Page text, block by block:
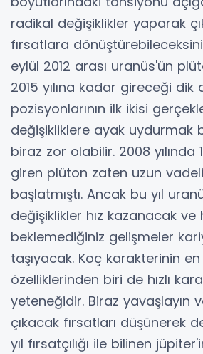
radikal değişiklikler yaparak
fırsatlara
eylül 2012 arası uranüs'ün
2015 yılına kadar gireceği dik
pozisyonlarının ilk ikisi
değişikliklere ayak uydurmak
biraz zor olabilir. 2008 yılında
giren plüton zaten uzun
başlatmıştı. Ancak bu yıl
değişiklikler hız kazanacak ve
beklemediğiniz gelişmeler
taşıyacak. Koç karakterinin
özelliklerinden biri de hızlı
yeteneğidir. Biraz yavaşlayın
çıkacak fırsatları düşünerek
yıl fırsatçılığı ile bilinen